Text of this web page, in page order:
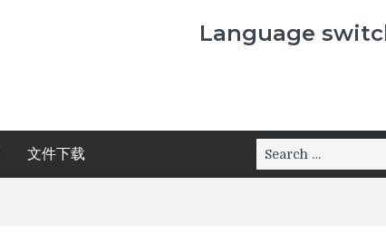
Language
文件下载